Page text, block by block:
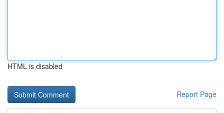
HTML is disabled
Report Page